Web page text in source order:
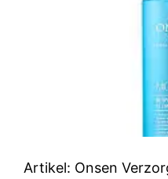
Artikel: Onsen